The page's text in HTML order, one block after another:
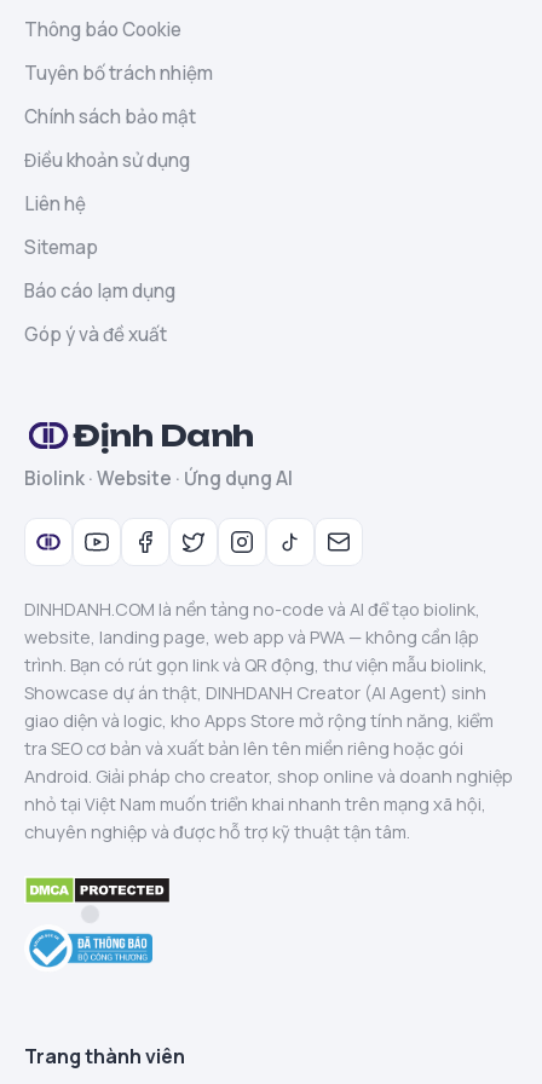
Thông báo Cookie
Tuyên bố trách nhiệm
Chính sách bảo mật
Điều khoản sử dụng
Liên hệ
Sitemap
Báo cáo lạm dụng
Góp ý và đề xuất
Định Danh
Biolink · Website · Ứng dụng AI
DINHDANH.COM là nền tảng no-code và AI để tạo biolink,
website, landing page, web app và PWA — không cần lập
trình. Bạn có rút gọn link và QR động, thư viện mẫu biolink,
Showcase dự án thật, DINHDANH Creator (AI Agent) sinh
giao diện và logic, kho Apps Store mở rộng tính năng, kiểm
tra SEO cơ bản và xuất bản lên tên miền riêng hoặc gói
Android. Giải pháp cho creator, shop online và doanh nghiệp
nhỏ tại Việt Nam muốn triển khai nhanh trên mạng xã hội,
chuyên nghiệp và được hỗ trợ kỹ thuật tận tâm.
Trang thành viên